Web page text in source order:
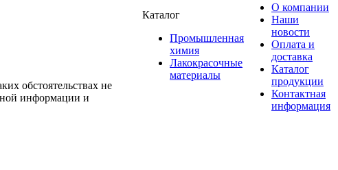
обстоятельствах не
информации и
Каталог
Промышленная
химия
Лакокрасочные
материалы
О компании
Наши
новости
Оплата и
доставка
Каталог
продукции
Контактная
информация